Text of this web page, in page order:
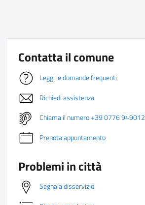
Contatta il comune
Leggi le domande frequenti
Richiedi assistenza
Chiama il numero +39 0776 949012
Prenota appuntamento
Problemi in città
Segnala disservizio